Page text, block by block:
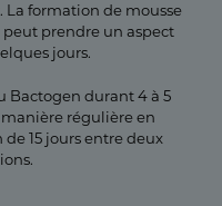
La formation de mousse
peut prendre un aspect
jours.
Bactogen durant 4 à 5
régulière en
15 jours entre deux